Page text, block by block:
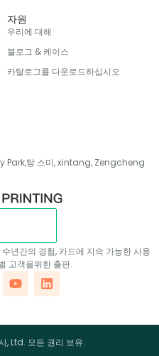
년간의 경험, 카드에 지속 가능한 사용
고객을위한 출판.
자원
우리에 대해
블로그 & 케이스
카탈로그를 다운로드하십시오
Park,탕 스미, xintang, Zengcheng
, Ltd. 모든 권리 보유.